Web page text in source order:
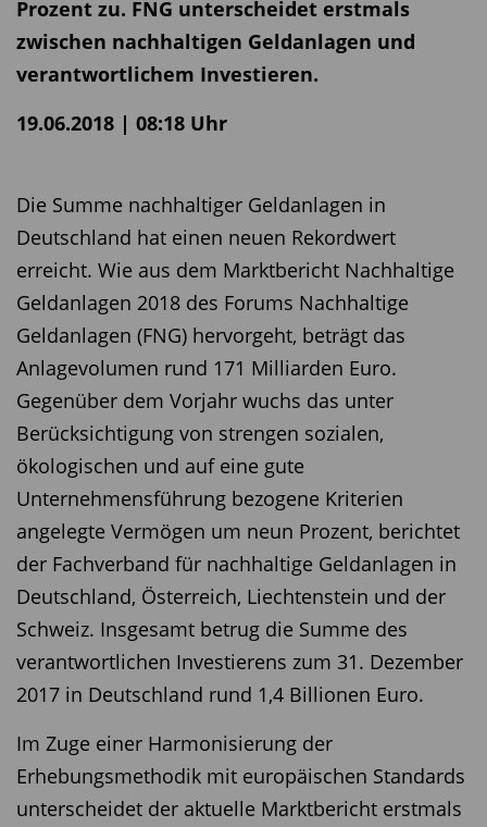
Prozent zu. FNG unterscheidet erstmals
zwischen nachhaltigen Geldanlagen und
verantwortlichem Investieren.
19.06.2018 | 08:18 Uhr
Die Summe nachhaltiger Geldanlagen in
Deutschland hat einen neuen Rekordwert
erreicht. Wie aus dem Marktbericht Nachhaltige
Geldanlagen 2018 des Forums Nachhaltige
Geldanlagen (FNG) hervorgeht, beträgt das
Anlagevolumen rund 171 Milliarden Euro.
Gegenüber dem Vorjahr wuchs das unter
Berücksichtigung von strengen sozialen,
ökologischen und auf eine gute
Unternehmensführung bezogene Kriterien
angelegte Vermögen um neun Prozent, berichtet
der Fachverband für nachhaltige Geldanlagen in
Deutschland, Österreich, Liechtenstein und der
Schweiz. Insgesamt betrug die Summe des
verantwortlichen Investierens zum 31. Dezember
2017 in Deutschland rund 1,4 Billionen Euro.
Im Zuge einer Harmonisierung der
Erhebungsmethodik mit europäischen Standards
unterscheidet der aktuelle Marktbericht erstmals